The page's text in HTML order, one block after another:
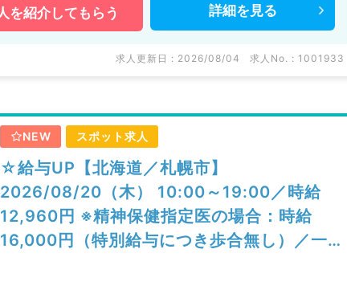
を紹介してもらう 詳細を 見る
求人更新日 : 2026/08/04 求人No. : 1001933
NEW スポット求人
☆給与UP【北海道／札幌市】
2026/08/20（木） 10:00～19:00／時給
12,960円 ※精神保健指定医の場合：時給
16,000円（特別給与につき歩合無し）／一般